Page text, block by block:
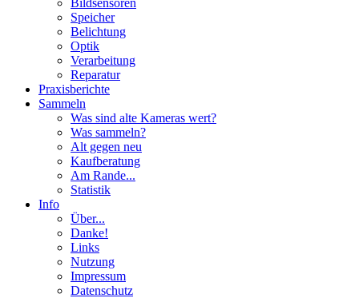
Bildsensoren
Speicher
Belichtung
Optik
Verarbeitung
Reparatur
Praxisberichte
Sammeln
Was sind alte Kameras wert?
Was sammeln?
Alt gegen neu
Kaufberatung
Am Rande...
Statistik
Info
Über...
Danke!
Links
Nutzung
Impressum
Datenschutz